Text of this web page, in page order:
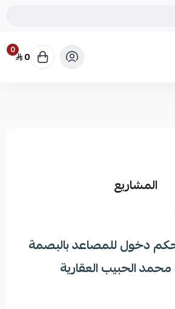
0 0
المشاريع
دخول للمصاعد بالبصمة
الحبيب العقارية